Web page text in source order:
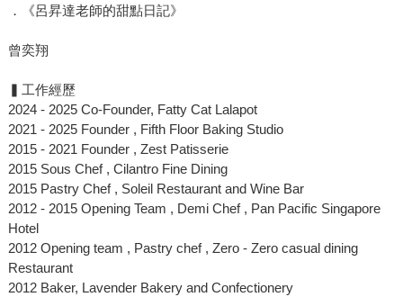
．《呂昇達老師的甜點日記》
曾奕翔
▍工作經歷
2024 - 2025 Co-Founder, Fatty Cat Lalapot
2021 - 2025 Founder , Fifth Floor Baking Studio
2015 - 2021 Founder , Zest Patisserie
2015 Sous Chef , Cilantro Fine Dining
2015 Pastry Chef , Soleil Restaurant and Wine Bar
2012 - 2015 Opening Team , Demi Chef , Pan Pacific Singapore
Hotel
2012 Opening team , Pastry chef , Zero - Zero casual dining
Restaurant
2012 Baker, Lavender Bakery and Confectionery